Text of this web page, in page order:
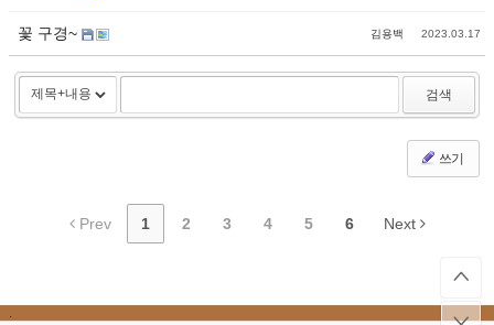
꽃 구경~ 김용백 2023.03.17
검색
쓰기
Prev 1 2 3 4 5 6 Next